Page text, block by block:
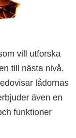
vill utforska
till nästa nivå.
lådornas
även en
funktioner